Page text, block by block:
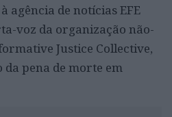
agência de notícias EFE
voz da organização não-
Justice Collective,
da pena de morte em